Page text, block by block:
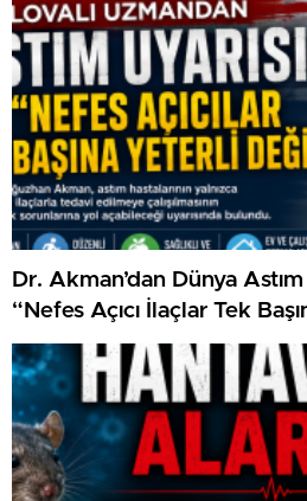
Dr. Akman’dan Dünya Astım
“Nefes Açıcı İlaçlar Tek
Etmez”